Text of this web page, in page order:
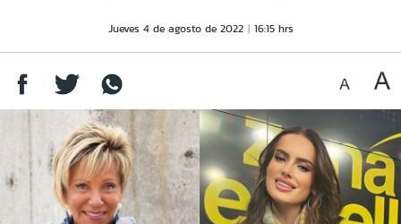
Jueves 4 de agosto de 2022 16:15 hrs